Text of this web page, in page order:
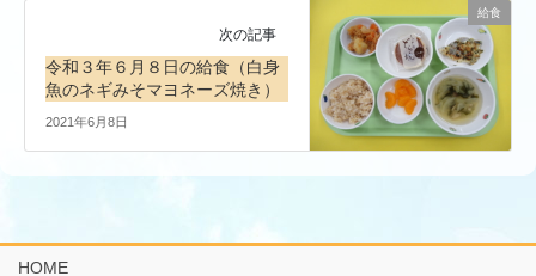
給食
次の記事
令和３年６月８日の給食（白身
魚のネギみそマヨネーズ焼き）
2021年6月8日
HOME